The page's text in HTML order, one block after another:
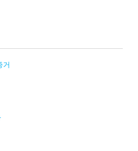
거